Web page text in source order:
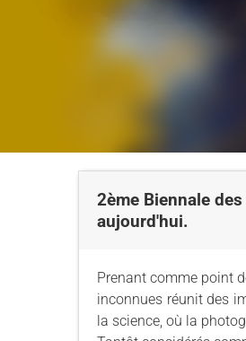
2ème Biennale
aujourd'hui.
Prenant comme point
inconnues réunit des
la science, où la